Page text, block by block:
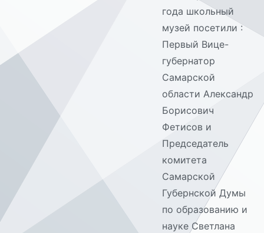
года школьный
музей посетили :
Первый Вице-
губернатор
Самарской
области Александр
Борисович
Фетисов и
Председатель
комитета
Самарской
Губернской Думы
по образованию и
науке Светлана